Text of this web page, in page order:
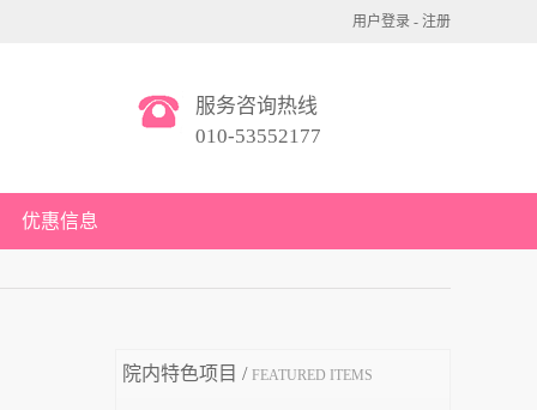
用户登录 - 注册
服务咨询热线
010-53552177
优惠信息
院内特色项目 / FEATURED ITEMS